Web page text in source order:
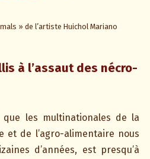
» de l’artiste Huichol Mariano
à l’assaut des nécro-
que les multinationales de la
et de l’agro-alimentaire nous
d’années, est presqu’à